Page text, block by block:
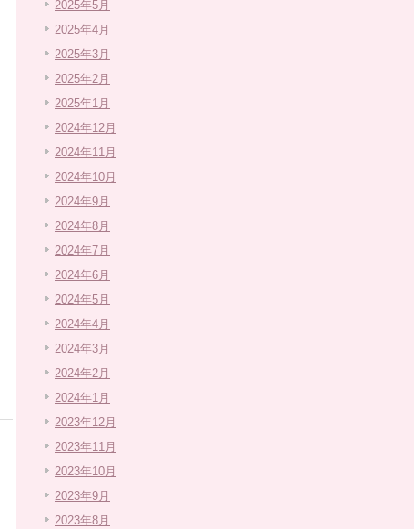
2025年5月
2025年4月
2025年3月
2025年2月
2025年1月
2024年12月
2024年11月
2024年10月
2024年9月
2024年8月
2024年7月
2024年6月
2024年5月
2024年4月
2024年3月
2024年2月
2024年1月
2023年12月
2023年11月
2023年10月
2023年9月
2023年8月